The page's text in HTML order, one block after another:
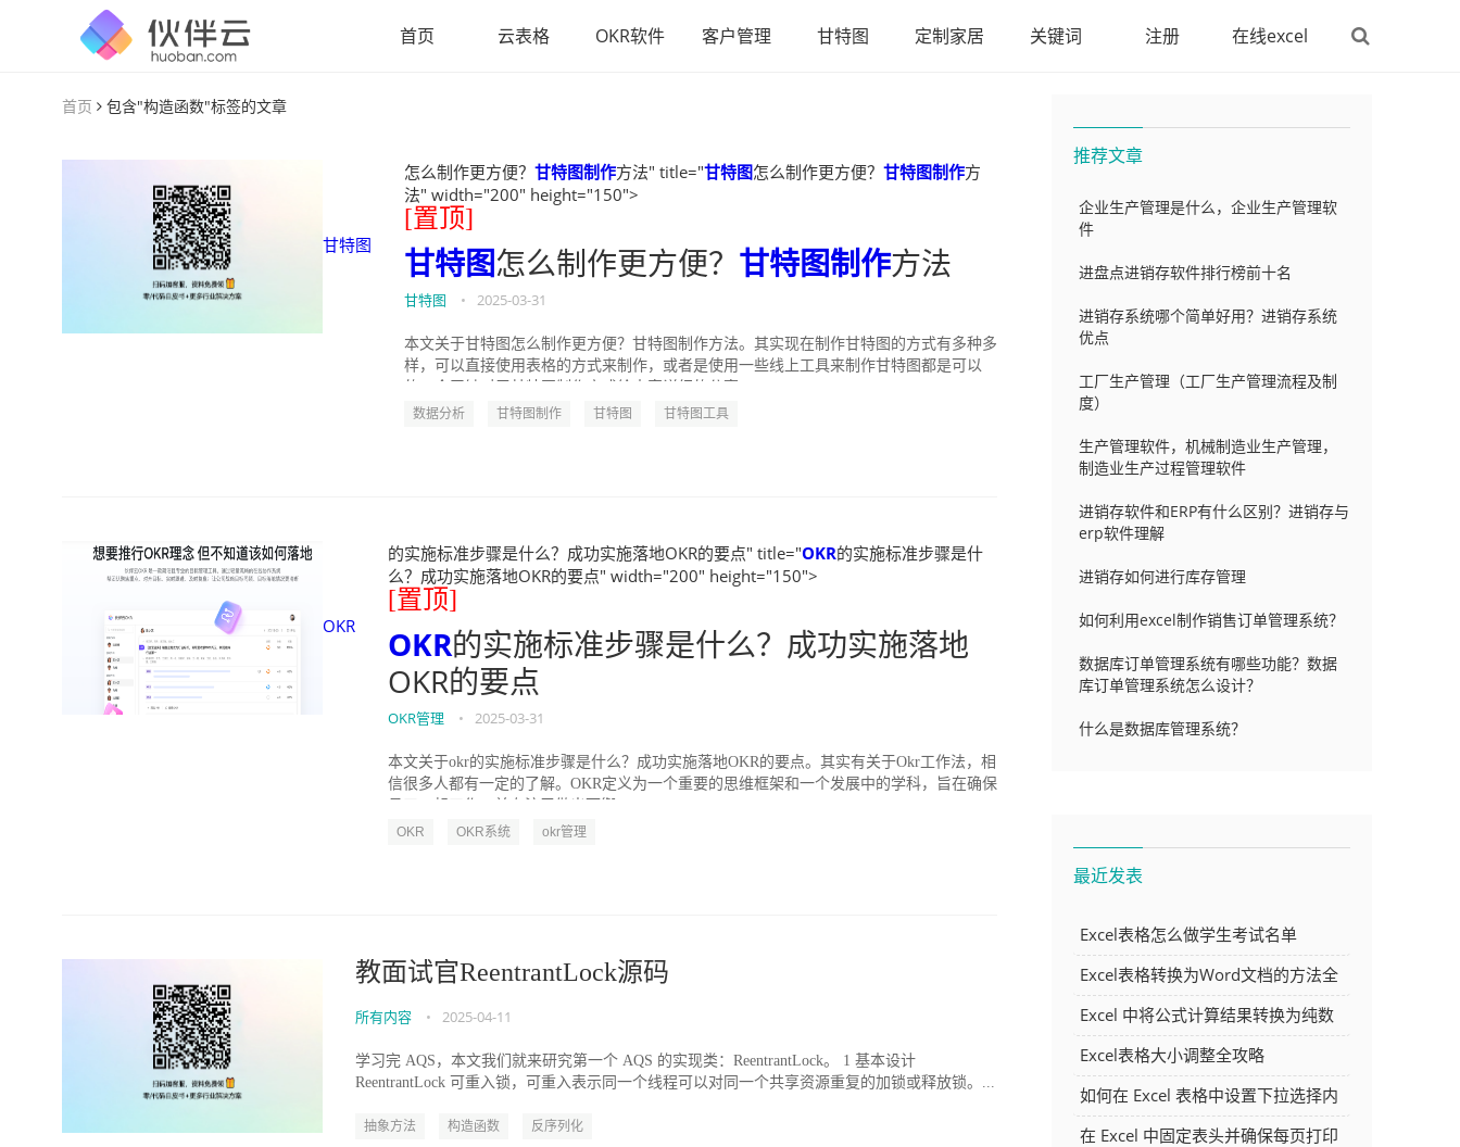
首页 云表格 OKR软件 客户管理 甘特图 定制家居 关键词 注册 在线excel
首页 包含"构造函数"标签的文章
甘特图
怎么制作更方便？ 甘特图制作方法" title="甘特图怎么制作更方便？ 甘特图制作方
法" width="200" height="150">
[置顶]
甘特图怎么制作更方便？ 甘特图制作方法
甘特图 • 2025-03-31
本文关于甘特图怎么制作更方便？甘特图制作方法。其实现在制作甘特图的方式有多种多
样，可以直接使用表格的方式来制作，或者是使用一些线上工具来制作甘特图都是可以
数据分析 甘特图制作 甘特图 甘特图工具
OKR
的实施标准步骤是什么？成功实施落地OKR的要点" title="OKR的实施标准步骤是什
么？成功实施落地OKR的要点" width="200" height="150">
[置顶]
OKR的实施标准步骤是什么？成功实施落地
OKR的要点
OKR管理 • 2025-03-31
本文关于okr的实施标准步骤是什么？成功实施落地OKR的要点。其实有关于Okr工作法，相
信很多人都有一定的了解。OKR定义为一个重要的思维框架和一个发展中的学科，旨在确保
OKR OKR系统 okr管理
教面试官ReentrantLock源码
所有内容 • 2025-04-11
学习完 AQS，本文我们就来研究第一个 AQS 的实现类：ReentrantLock。 1 基本设计
ReentrantLock 可重入锁，可重入表示同一个线程可以对同一个共享资源重复的加锁或释放锁。...
抽象方法 构造函数 反序列化
推荐文章
企业生产管理是什么，企业生产管理软
件
进盘点进销存软件排行榜前十名
进销存系统哪个简单好用？进销存系统
优点
工厂生产管理（工厂生产管理流程及制
度）
生产管理软件，机械制造业生产管理，
制造业生产过程管理软件
进销存软件和ERP有什么区别？进销存与
erp软件理解
进销存如何进行库存管理
如何利用excel制作销售订单管理系统？
数据库订单管理系统有哪些功能？数据
库订单管理系统怎么设计？
什么是数据库管理系统？
最近发表
Excel表格怎么做学生考试名单
Excel表格转换为Word文档的方法全
解析
Excel 中将公式计算结果转换为纯数
字的多种方法
Excel表格大小调整全攻略
如何在 Excel 表格中设置下拉选择内
容
在 Excel 中固定表头并确保每页打印